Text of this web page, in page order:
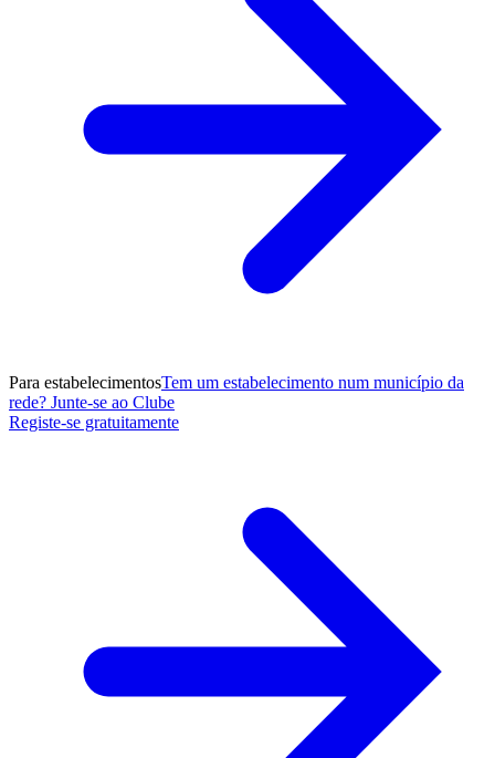
Para estabelecimentosTem um estabelecimento num município da
rede? Junte-se ao Clube
Registe-se gratuitamente